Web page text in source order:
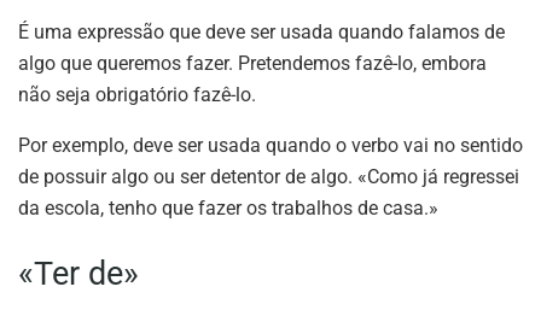
É uma expressão que deve ser usada quando falamos de
algo que queremos fazer. Pretendemos fazê-lo, embora
não seja obrigatório fazê-lo.
Por exemplo, deve ser usada quando o verbo vai no sentido
de possuir algo ou ser detentor de algo. «Como já regressei
da escola, tenho que fazer os trabalhos de casa.»
«Ter de»